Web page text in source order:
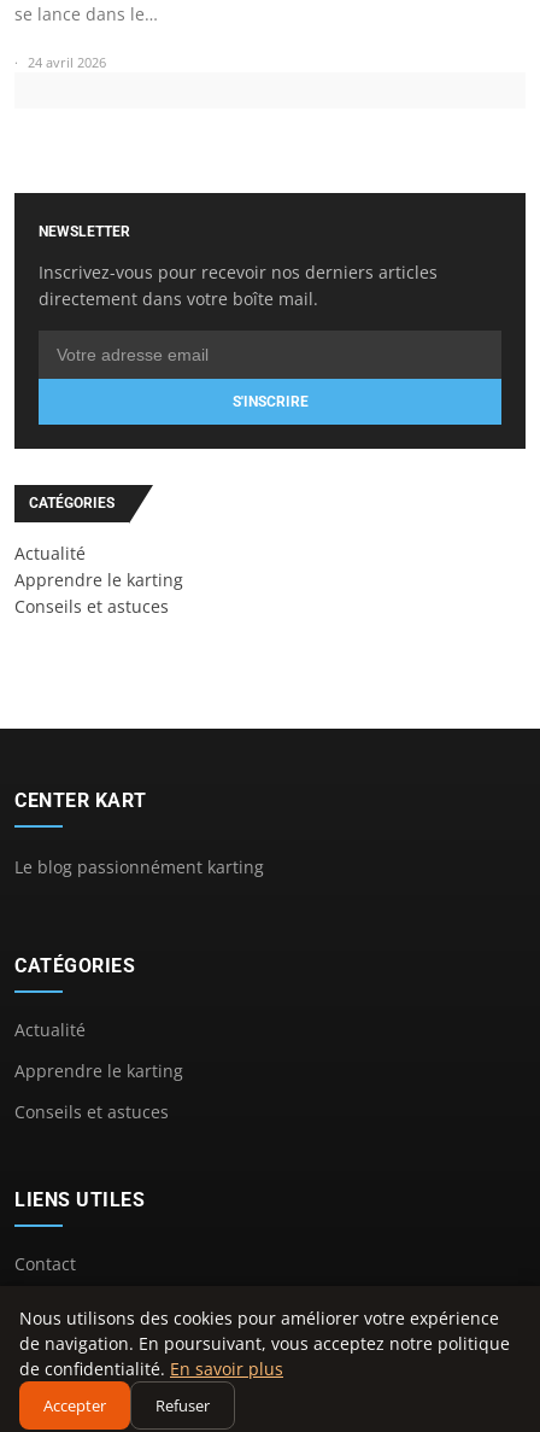
se lance dans le…
24 avril 2026
NEWSLETTER
Inscrivez-vous pour recevoir nos derniers articles
directement dans votre boîte mail.
S'INSCRIRE
CATÉGORIES
Actualité
Apprendre le karting
Conseils et astuces
CENTER KART
Le blog passionnément karting
CATÉGORIES
Actualité
Apprendre le karting
Conseils et astuces
LIENS UTILES
Contact
© 2026 Center Kart. Tous droits réservés.
À propos Mentions légales
Nous utilisons des cookies pour améliorer votre expérience
de navigation. En poursuivant, vous acceptez notre politique
de confidentialité. En savoir plus
Accepter Refuser